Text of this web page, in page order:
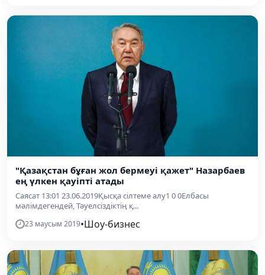
"Қазақстан бұған жол бермеуі қажет" Назарбаев
ең үлкен қауіпті атады
Саясат 13:01 23.06.2019Қысқа сілтеме алу1 0 0Елбасы
мәлімдегендей, Тәуелсіздіктің қ...
23 маусым 2019•Шоу-бизнес